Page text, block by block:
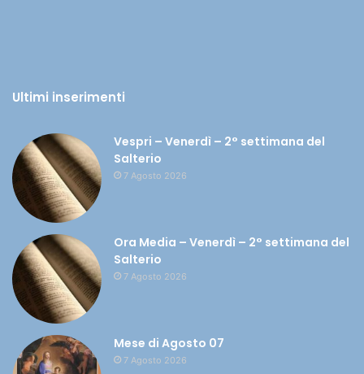
Ultimi inserimenti
Vespri – Venerdì – 2° settimana del
Salterio
7 Agosto 2026
Ora Media – Venerdì – 2° settimana del
Salterio
7 Agosto 2026
Mese di Agosto 07
7 Agosto 2026